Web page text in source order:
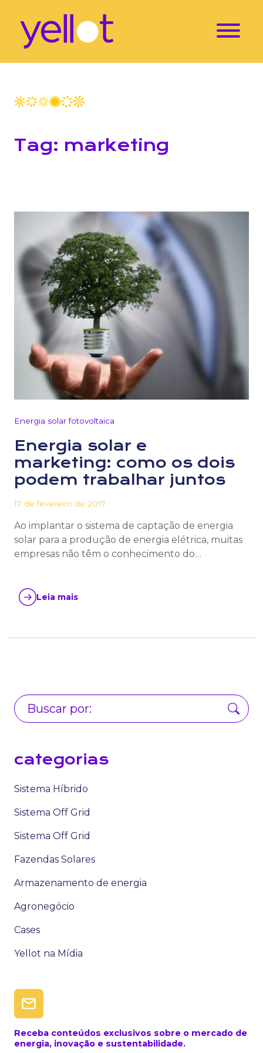
Tag: marketing
Energia solar fotovoltaica
Energia solar e
marketing: como os dois
podem trabalhar juntos
17 de fevereiro de 2017
Ao implantar o sistema de captação de energia
solar para a produção de energia elétrica, muitas
empresas não têm o conhecimento do…
Leia mais
categorias
Sistema Híbrido
Sistema Off Grid
Sistema Off Grid
Fazendas Solares
Armazenamento de energia
Agronegócio
Cases
Yellot na Mídia
Receba conteúdos exclusivos sobre o mercado de
energia, inovação e sustentabilidade.